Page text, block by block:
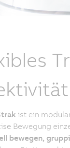
ist ein
Bewegung
bewegen,